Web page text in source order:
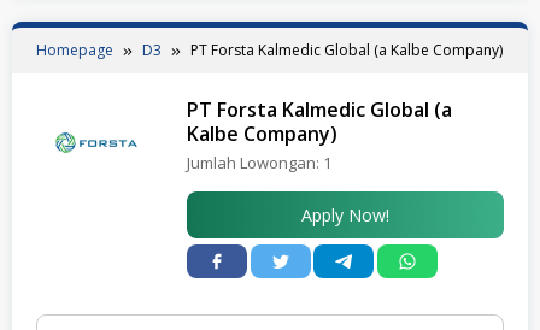
Homepage D3 PT Forsta Kalmedic Global (a Kalbe Company)
PT Forsta Kalmedic Global (a
Kalbe Company)
Jumlah Lowongan: 1
Apply Now!